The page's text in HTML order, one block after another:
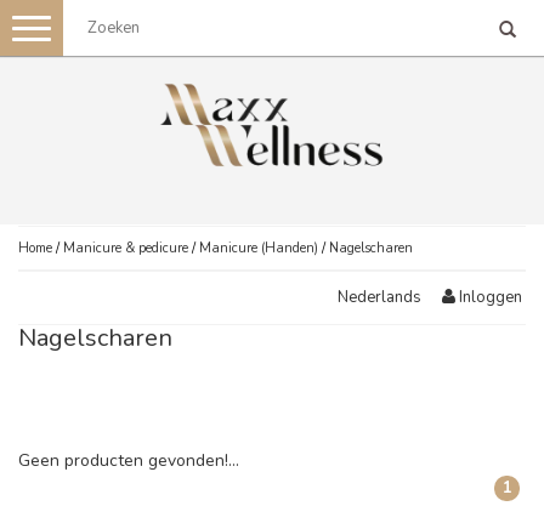
Toggle
navigation
Home / Manicure & pedicure / Manicure (Handen) / Nagelscharen
Nederlands Inloggen
Nagelscharen
Geen producten gevonden!...
1